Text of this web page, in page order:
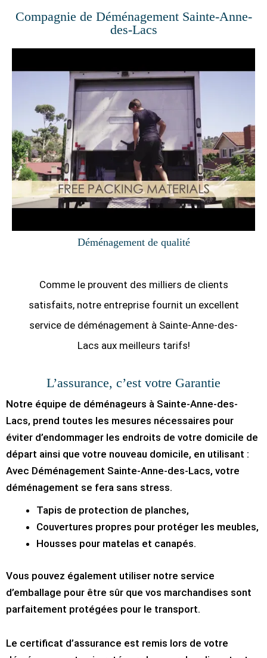
Compagnie de Déménagement Sainte-Anne-
des-Lacs
Déménagement de qualité
Comme le prouvent des milliers de clients
satisfaits, notre entreprise fournit un excellent
service de déménagement à Sainte-Anne-des-
Lacs aux meilleurs tarifs!
L’assurance, c’est votre Garantie
Notre équipe de déménageurs à Sainte-Anne-des-
Lacs, prend toutes les mesures nécessaires pour
éviter d’endommager les endroits de votre domicile de
départ ainsi que votre nouveau domicile, en utilisant :
Avec Déménagement Sainte-Anne-des-Lacs, votre
déménagement se fera sans stress.
Tapis de protection de planches,
Couvertures propres pour protéger les meubles,
Housses pour matelas et canapés.
Vous pouvez également utiliser notre service
d’emballage pour être sûr que vos marchandises sont
parfaitement protégées pour le transport.
Le certificat d’assurance est remis lors de votre